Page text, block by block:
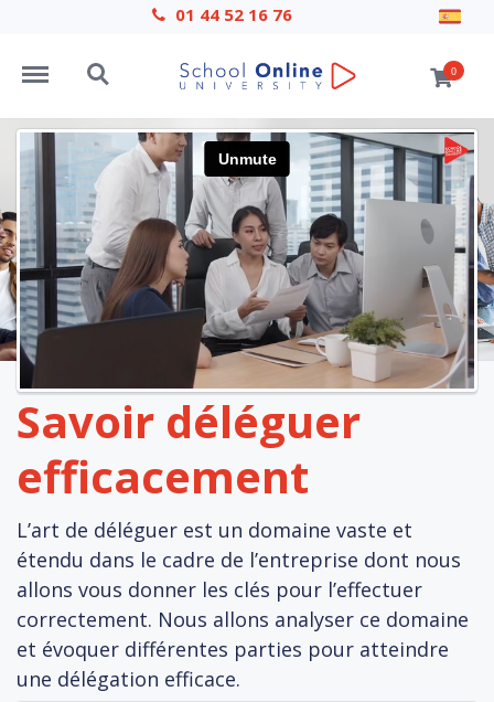
01 44 52 16 76
Menu Search 0
Savoir déléguer
efficacement
L’art de déléguer est un domaine vaste et
étendu dans le cadre de l’entreprise dont nous
allons vous donner les clés pour l’effectuer
correctement. Nous allons analyser ce domaine
et évoquer différentes parties pour atteindre
une délégation efficace.